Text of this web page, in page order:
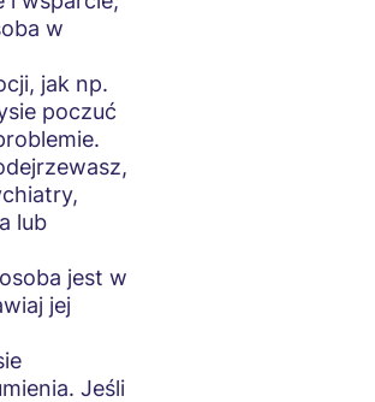
w
jak np.
poczuć
lub
jest w
jej
Jeśli